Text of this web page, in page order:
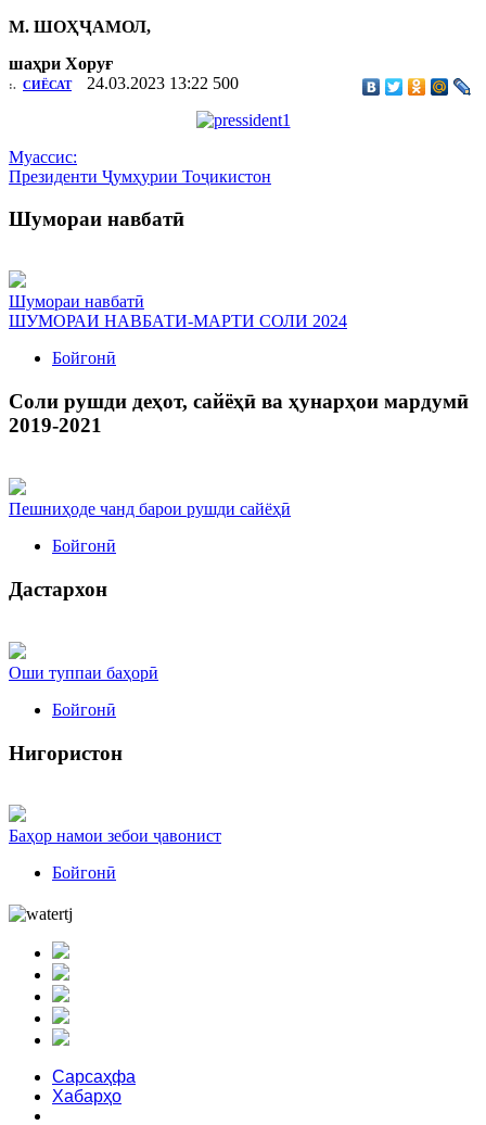
М. ШОҲҶАМОЛ,
шаҳри Хоруғ
:. СИЁСАТ 24.03.2023 13:22 500
Муассис:
Президенти Ҷумҳурии Тоҷикистон
Шумораи навбатӣ
Шумораи навбатӣ
ШУМОРАИ НАВБАТИ-МАРТИ СОЛИ 2024
Бойгонӣ
Соли рушди деҳот, сайёҳӣ ва ҳунарҳои мардумӣ
2019-2021
Пешниҳоде чанд барои рушди сайёҳӣ
Бойгонӣ
Дастархон
Оши туппаи баҳорӣ
Бойгонӣ
Нигористон
Баҳор намои зебои ҷавонист
Бойгонӣ
Сарсаҳфа
Хабарҳо